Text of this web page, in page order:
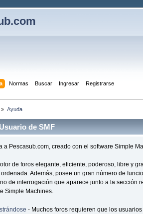
Normas Buscar Ingresar Registrarse
» Ayuda
de SMF
a Pescasub.com, creado con el software Simple
de foros elegante, eficiente, poderoso, libre y
Además, posee un gran número de
de interrogación que aparece junto a la sección
Simple Machines.
- Muchos foros requieren que los